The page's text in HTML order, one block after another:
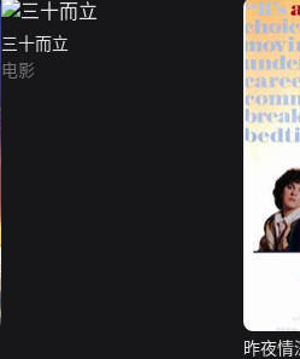
三十而立
电影
昨夜情